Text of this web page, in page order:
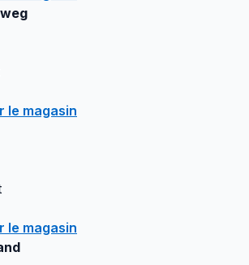
le magasin
le magasin